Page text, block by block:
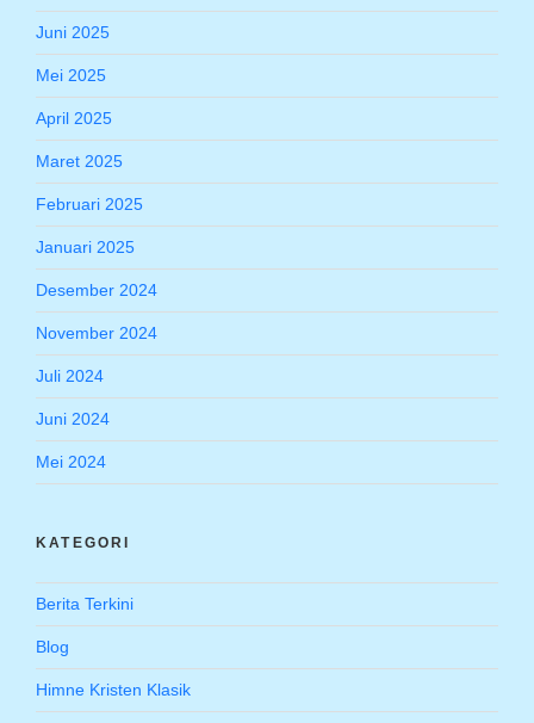
Juni 2025
Mei 2025
April 2025
Maret 2025
Februari 2025
Januari 2025
Desember 2024
November 2024
Juli 2024
Juni 2024
Mei 2024
KATEGORI
Berita Terkini
Blog
Himne Kristen Klasik